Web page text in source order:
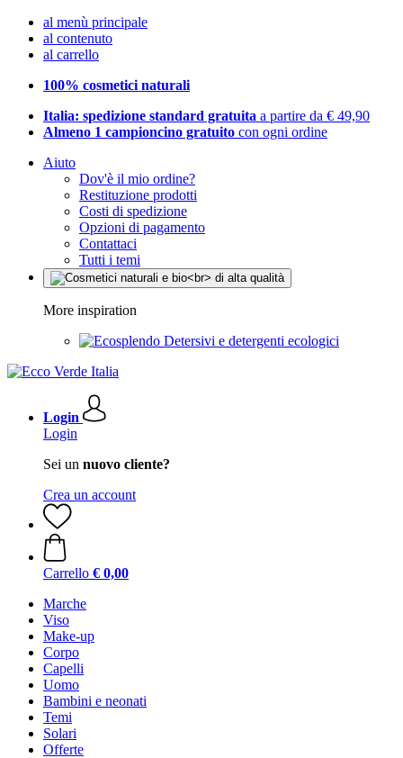
al menù principale
al contenuto
al carrello
100% cosmetici naturali
Italia: spedizione standard gratuita a partire da € 49,90
Almeno 1 campioncino gratuito con ogni ordine
Aiuto
Dov'è il mio ordine?
Restituzione prodotti
Costi di spedizione
Opzioni di pagamento
Contattaci
Tutti i temi
More inspiration
Detersivi e detergenti ecologici
Login
Login
Sei un nuovo cliente?
Crea un account
Carrello € 0,00
Marche
Viso
Make-up
Corpo
Capelli
Uomo
Bambini e neonati
Temi
Solari
Offerte